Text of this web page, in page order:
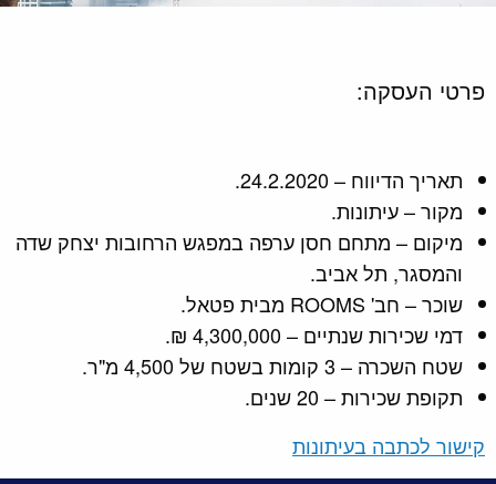
פרטי העסקה:
תאריך הדיווח – 24.2.2020.
מקור – עיתונות.
מיקום – מתחם חסן ערפה במפגש הרחובות יצחק שדה
והמסגר, תל אביב.
שוכר – חב' ROOMS מבית פטאל.
דמי שכירות שנתיים – 4,300,000 ₪.
שטח השכרה – 3 קומות בשטח של 4,500 מ"ר.
תקופת שכירות – 20 שנים.
קישור לכתבה בעיתונות